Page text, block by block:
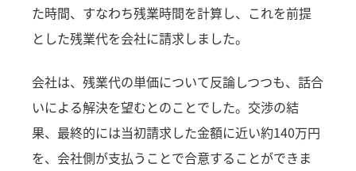
た時間、すなわち残業時間を計算し、これを前提
とした残業代を会社に請求しました。
会社は、残業代の単価について反論しつつも、話合
いによる解決を望むとのことでした。交渉の結
果、最終的には当初請求した金額に近い約140万円
を、会社側が支払うことで合意することができま